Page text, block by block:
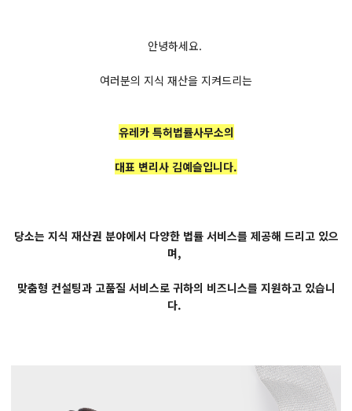
안녕하세요.
여러분의 지식 재산을 지켜드리는
유레카 특허법률사무소의
대표 변리사 김예슬입니다.
당소는 지식 재산권 분야에서 다양한 법률 서비스를 제공해 드리고 있으
며,
맞춤형 컨설팅과 고품질 서비스로 귀하의 비즈니스를 지원하고 있습니
다.